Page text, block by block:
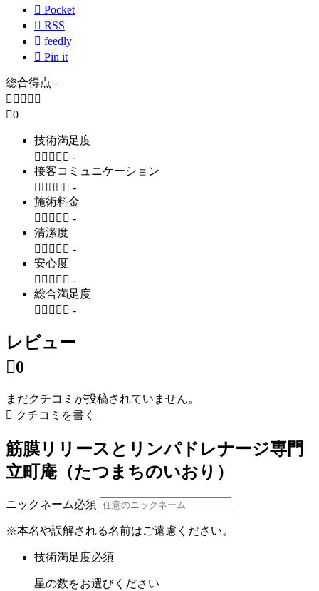
 Pocket
 RSS
 feedly
 Pin it
総合得点 -
    
0
技術満足度
     -
接客コミュニケーション
     -
施術料金
     -
清潔度
     -
安心度
     -
総合満足度
     -
レビュー
0
まだクチコミが投稿されていません。
 クチコミを書く
筋膜リリースとリンパドレナージ専門
立町庵（たつまちのいおり）
ニックネーム必須
※本名や誤解される名前はご遠慮ください。
技術満足度必須
星の数をお選びください